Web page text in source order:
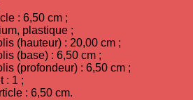
: 6,50 cm ;
plastique ;
(hauteur) : 20,00 cm ;
(base) : 6,50 cm ;
(profondeur) : 6,50 cm ;
: 1 ;
: 6,50 cm.